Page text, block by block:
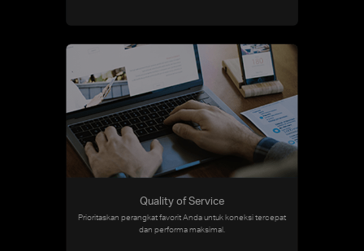
Quality of Service
Prioritaskan perangkat favorit Anda untuk koneksi tercepat
dan performa maksimal.